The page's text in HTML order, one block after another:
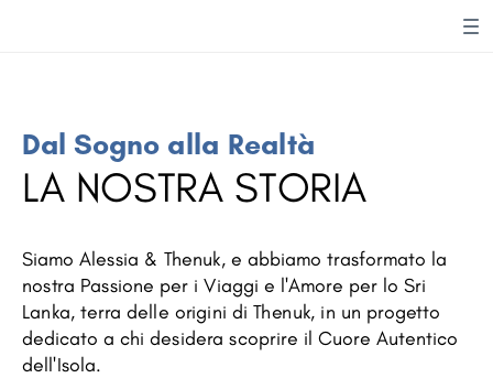
Siamo Alessia & Thenuk, e abbiamo trasformato la
nostra Passione per i Viaggi e l'Amore per lo Sri
Lanka, terra delle origini di Thenuk, in un progetto
dedicato a chi desidera scoprire il Cuore Autentico
dell'Isola.
LA NOSTRA STORIA
Dal Sogno alla Realtà